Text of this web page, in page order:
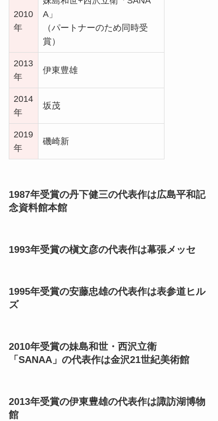
2010
年
A」
（パートナーのため同時受
賞）
2013
年
伊東豊雄
2014
年
坂茂
2019
年
磯崎新
1987年受賞の丹下健三の代表作は広島平和記
念資料館本館
1993年受賞の槇文彦の代表作は幕張メッセ
1995年受賞の安藤忠雄の代表作は表参道ヒル
ズ
2010年受賞の妹島和世・西沢立衛
「SANAA」の代表作は金沢21世紀美術館
2013年受賞の伊東豊雄の代表作は諏訪湖博物
館